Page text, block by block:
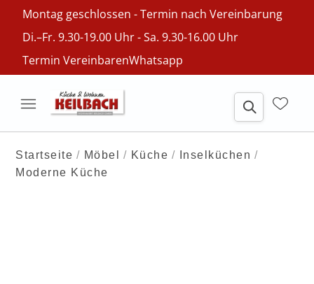
Montag geschlossen - Termin nach Vereinbarung
Di.–Fr. 9.30-19.00 Uhr - Sa. 9.30-16.00 Uhr
Termin VereinbarenWhatsapp
Startseite Möbel Küche
Inselküchen
Moderne Küche